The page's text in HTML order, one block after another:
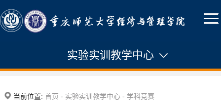
实验实训教学中心
当前位置: 首页 - 实验实训教学中心- 学科竞赛